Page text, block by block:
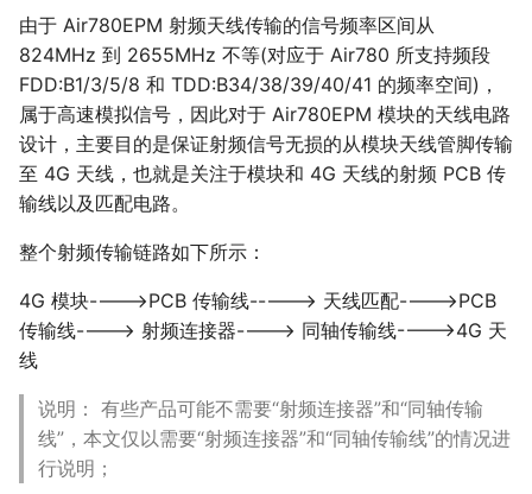
由于 Air780EPM 射频天线传输的信号频率区间从
824MHz 到 2655MHz 不等(对应于 Air780 所支持频段
FDD:B1/3/5/8 和 TDD:B34/38/39/40/41 的频率空间)，
属于高速模拟信号，因此对于 Air780EPM 模块的天线电路
设计，主要目的是保证射频信号无损的从模块天线管脚传输
至 4G 天线，也就是关注于模块和 4G 天线的射频 PCB 传
输线以及匹配电路。
整个射频传输链路如下所示：
4G 模块---->PCB 传输线-----> 天线匹配---->PCB
传输线----> 射频连接器----> 同轴传输线---->4G 天
线
说明： 有些产品可能不需要“射频连接器”和“同轴传输
线”，本文仅以需要“射频连接器”和“同轴传输线”的情况进
行说明；